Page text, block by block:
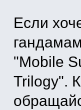
Если
"Mobile
Trilogy".